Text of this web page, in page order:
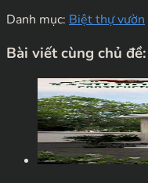
Danh mục: Biệt thự vườn
Bài viết cùng chủ đề: